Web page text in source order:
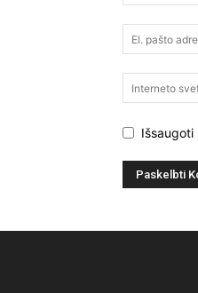
Išsaugoti